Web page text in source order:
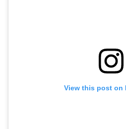
View this post on